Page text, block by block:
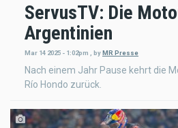
ServusTV: Die
Argentinien
Mar 14 2025 - 1:02pm byMR Presse
Nach einem Jahr Pause kehrt die
Río Hondo zurück.